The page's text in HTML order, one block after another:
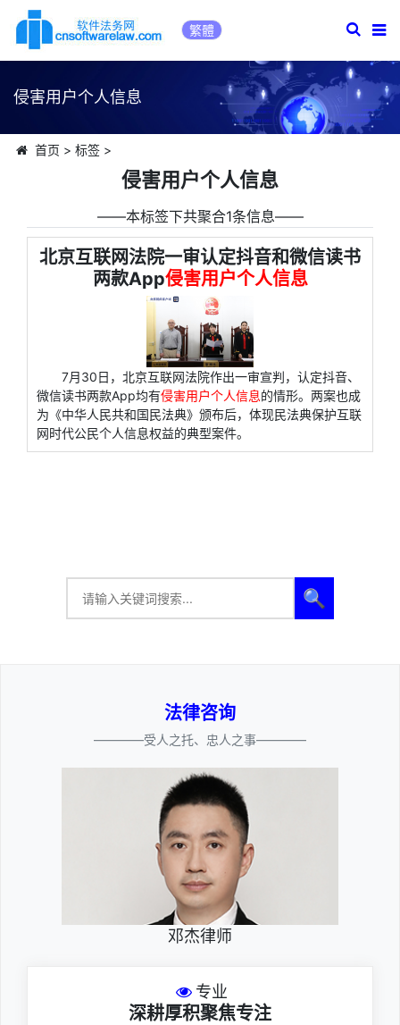
繁體
侵害用户个人信息
首页 > 标签>
侵害用户个人信息
――本标签下共聚合1条信息――
北京互联网法院一审认定抖音和微信读书
两款App侵害用户个人信息
7月30日，北京互联网法院作出一审宣判，认定抖音、
微信读书两款App均有侵害用户个人信息的情形。两案也成
为《中华人民共和国民法典》颁布后，体现民法典保护互联
网时代公民个人信息权益的典型案件。
🔍
法律咨询
————受人之托、忠人之事————
邓杰律师
专业
深耕厚积聚焦专注